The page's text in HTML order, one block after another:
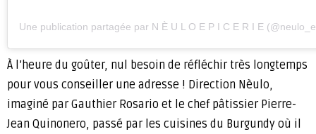
Une publication partagée par N È U L O E P I C E R I E
À l’heure du goûter, nul besoin de réfléchir très longtemps
pour vous conseiller une adresse ! Direction Nèulo,
imaginé par Gauthier Rosario et le chef pâtissier Pierre-
Jean Quinonero, passé par les cuisines du Burgundy où il